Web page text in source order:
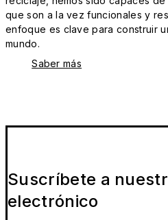
que son a la vez funcionales y
enfoque es clave para construir
mundo.
Saber más
Suscríbete a
electrónico